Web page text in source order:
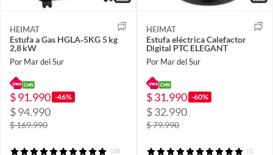
HEIMAT
Estufa a Gas HGLA‑5KG 5 kg
2,8 kW
Por Mar del Sur
$ 91.990 -46%
$ 94.990
$ 169.990
(10)
HEIMAT
Estufa eléctrica Calefactor
Digital PTC ELEGANT
Por Mar del Sur
$ 31.990 -60%
$ 32.990
$ 79.990
(1)